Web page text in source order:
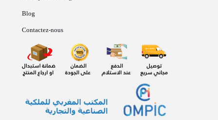
Blog
Contactez-nous